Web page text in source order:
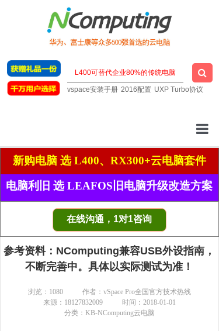
vspace安装手册 2016配置 UXP Turbo协议
一
技
新购电脑 选 L400、RX300+云电脑套件
电脑利旧 选 LEAFOS旧电脑升级改造方案
在线沟通，1对1咨询
参考资料：NComputing兼容USB外设指南，
不断完善中。具体以实际测试为准！
浏览： 1080
作者：vSpace Pro全国官方技术热线
来源：18127832009
时间：2018-01-01
分类：KB-NComputing云电脑